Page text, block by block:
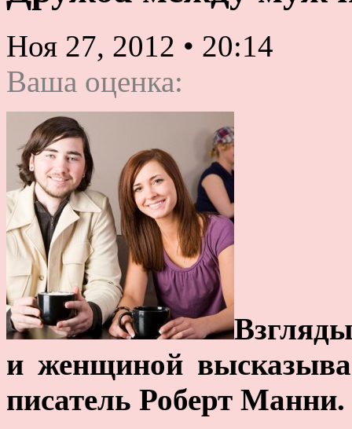
Ноя 27, 2012 • 20:14
Ваша оценка:
и женщиной
писатель Роберт Манни.